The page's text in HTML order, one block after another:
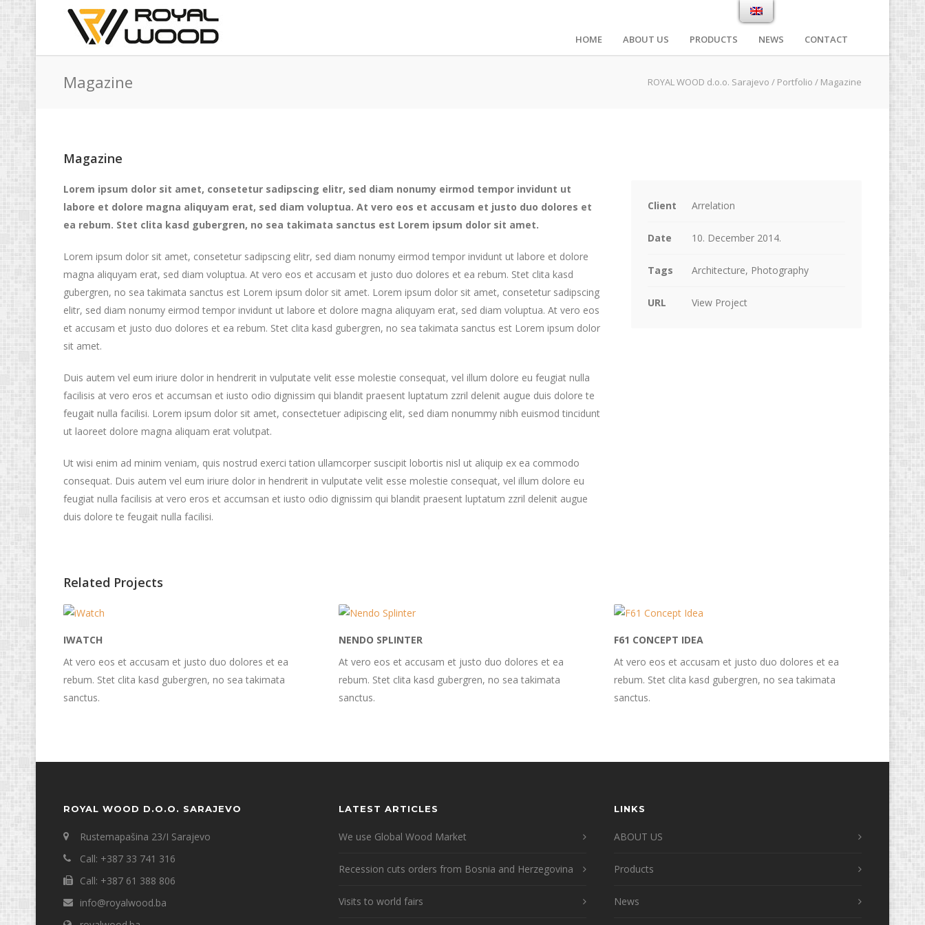
HOME ABOUT US PRODUCTS NEWS CONTACT
Magazine ROYAL WOOD d.o.o. Sarajevo / Portfolio / Magazine
Magazine
Lorem ipsum dolor sit amet, consetetur sadipscing elitr, sed diam nonumy eirmod tempor invidunt ut
labore et dolore magna aliquyam erat, sed diam voluptua. At vero eos et accusam et justo duo dolores et
ea rebum. Stet clita kasd gubergren, no sea takimata sanctus est Lorem ipsum dolor sit amet.
Lorem ipsum dolor sit amet, consetetur sadipscing elitr, sed diam nonumy eirmod tempor invidunt ut labore et dolore
magna aliquyam erat, sed diam voluptua. At vero eos et accusam et justo duo dolores et ea rebum. Stet clita kasd
gubergren, no sea takimata sanctus est Lorem ipsum dolor sit amet. Lorem ipsum dolor sit amet, consetetur sadipscing
elitr, sed diam nonumy eirmod tempor invidunt ut labore et dolore magna aliquyam erat, sed diam voluptua. At vero eos
et accusam et justo duo dolores et ea rebum. Stet clita kasd gubergren, no sea takimata sanctus est Lorem ipsum dolor
sit amet.
Duis autem vel eum iriure dolor in hendrerit in vulputate velit esse molestie consequat, vel illum dolore eu feugiat nulla
facilisis at vero eros et accumsan et iusto odio dignissim qui blandit praesent luptatum zzril delenit augue duis dolore te
feugait nulla facilisi. Lorem ipsum dolor sit amet, consectetuer adipiscing elit, sed diam nonummy nibh euismod tincidunt
ut laoreet dolore magna aliquam erat volutpat.
Ut wisi enim ad minim veniam, quis nostrud exerci tation ullamcorper suscipit lobortis nisl ut aliquip ex ea commodo
consequat. Duis autem vel eum iriure dolor in hendrerit in vulputate velit esse molestie consequat, vel illum dolore eu
feugiat nulla facilisis at vero eros et accumsan et iusto odio dignissim qui blandit praesent luptatum zzril delenit augue
duis dolore te feugait nulla facilisi.
Client Arrelation
Date 10. December 2014.
Tags Architecture, Photography
URL View Project
Related Projects
IWATCH
At vero eos et accusam et justo duo dolores et ea
rebum. Stet clita kasd gubergren, no sea takimata
sanctus.
NENDO SPLINTER
At vero eos et accusam et justo duo dolores et ea
rebum. Stet clita kasd gubergren, no sea takimata
sanctus.
F61 CONCEPT IDEA
At vero eos et accusam et justo duo dolores et ea
rebum. Stet clita kasd gubergren, no sea takimata
sanctus.
ROYAL WOOD D.O.O. SARAJEVO
Rustemapašina 23/I Sarajevo
Call: +387 33 741 316
Call: +387 61 388 806
info@royalwood.ba
LATEST ARTICLES
We use Global Wood Market
Recession cuts orders from Bosnia and Herzegovina
Visits to world fairs
LINKS
ABOUT US
Products
News